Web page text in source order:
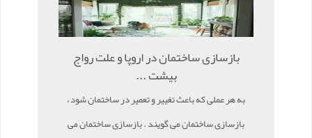
بازسازی ساختمان در اروپا و علت رواج
بیشت ...
به هر عملی که باعث تغییر و تعمیر در ساختمان شود ،
بازسازی ساختمان می گویند . بازسازی ساختمان می